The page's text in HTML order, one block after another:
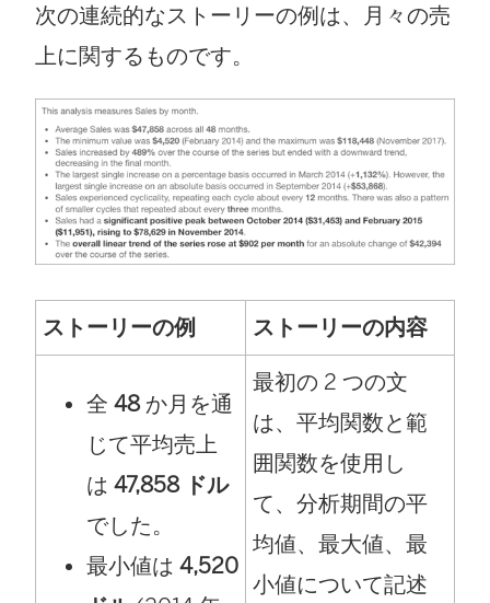
次の連続的なストーリーの例は、月々の売
上に関するものです。
ストーリーの例 ストーリーの内容
全 48 か月を通
じて平均売上
は 47,858 ドル
でした。
最小値は 4,520
最初の 2 つの文
は、平均関数と範
囲関数を使用し
て、分析期間の平
均値、最大値、最
小値について記述